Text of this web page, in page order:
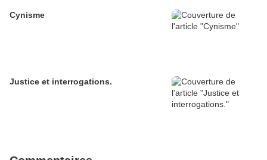
Cynisme
Justice et interrogations.